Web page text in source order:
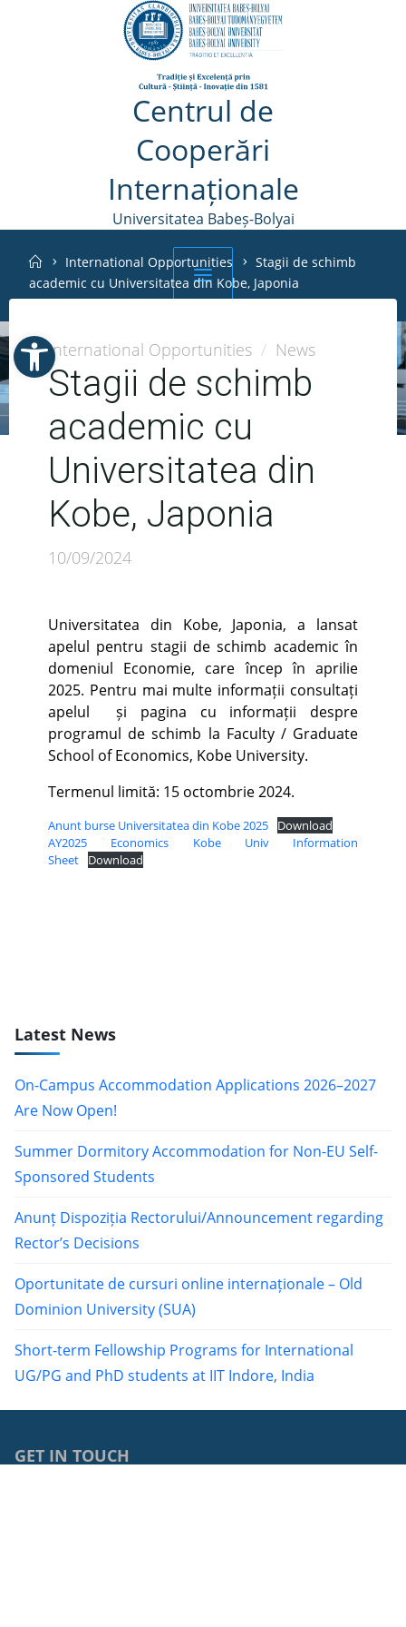
Open toolbar
Centrul de
Cooperări
Internaționale
Universitatea Babeș-Bolyai
Cerere Dispozitia
Rectorului
Schedule a
meeting
HomeInternational Opportunities
Stagii de schimb
academic cu Universitatea din Kobe, Japonia
International Opportunities / News
Stagii de schimb
academic cu
Universitatea din
Kobe, Japonia
10/09/2024
Universitatea din Kobe, Japonia, a lansat
apelul pentru stagii de schimb academic în
domeniul Economie, care încep în aprilie
2025. Pentru mai multe informații consultați
apelul și pagina cu informații despre
programul de schimb la Faculty / Graduate
School of Economics, Kobe University.
Termenul limită: 15 octombrie 2024.
Anunt burse Universitatea din Kobe 2025
Download
AY2025 Economics Kobe Univ Information
Sheet
Download
Latest News
On-Campus Accommodation Applications 2026–2027
Are Now Open!
Summer Dormitory Accommodation for Non-EU Self-
Sponsored Students
Anunț Dispoziția Rectorului/Announcement regarding
Rector’s Decisions
Oportunitate de cursuri online internaționale – Old
Dominion University (SUA)
Short-term Fellowship Programs for International
UG/PG and PhD students at IIT Indore, India
GET IN TOUCH